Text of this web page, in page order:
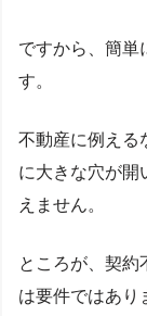
ですから、簡単
す。
不動産に例える
に大きな穴が開
えません。
ところが、契約
は要件ではあり